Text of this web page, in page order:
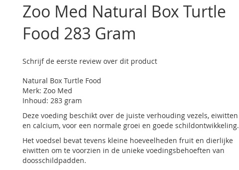
Zoo Med Natural Box Turtle
Food 283 Gram
Schrijf de eerste review over dit product
Natural Box Turtle Food
Merk: Zoo Med
Inhoud: 283 gram
Deze voeding beschikt over de juiste verhouding vezels, eiwitten
en calcium, voor een normale groei en goede schildontwikkeling.
Het voedsel bevat tevens kleine hoeveelheden fruit en dierlijke
eiwitten om te voorzien in de unieke voedingsbehoeften van
doosschildpadden.